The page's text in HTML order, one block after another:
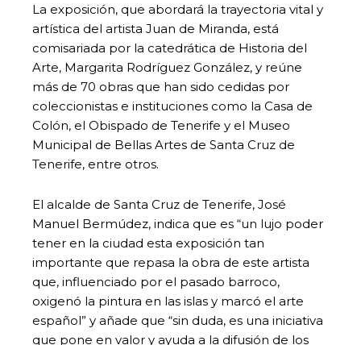
La exposición, que abordará la trayectoria vital y
artística del artista Juan de Miranda, está
comisariada por la catedrática de Historia del
Arte, Margarita Rodríguez González, y reúne
más de 70 obras que han sido cedidas por
coleccionistas e instituciones como la Casa de
Colón, el Obispado de Tenerife y el Museo
Municipal de Bellas Artes de Santa Cruz de
Tenerife, entre otros.
El alcalde de Santa Cruz de Tenerife, José
Manuel Bermúdez, indica que es “un lujo poder
tener en la ciudad esta exposición tan
importante que repasa la obra de este artista
que, influenciado por el pasado barroco,
oxigenó la pintura en las islas y marcó el arte
español” y añade que “sin duda, es una iniciativa
que pone en valor y ayuda a la difusión de los